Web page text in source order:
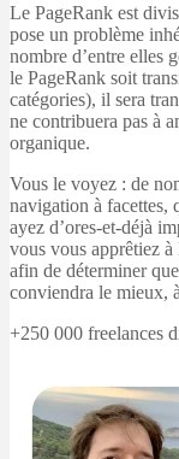
Le PageRank est
pose un problème
nombre d’entre elles
le PageRank soit
catégories), il sera
ne contribuera pas à
organique.
Vous le voyez : de
navigation à facettes,
ayez d’ores-et-déjà
vous vous apprêtiez
afin de déterminer
conviendra le mieux,
+250 000 freelances